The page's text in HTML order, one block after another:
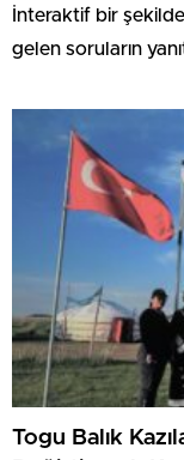
İnteraktif bir
gelen soruların
Togu Balık